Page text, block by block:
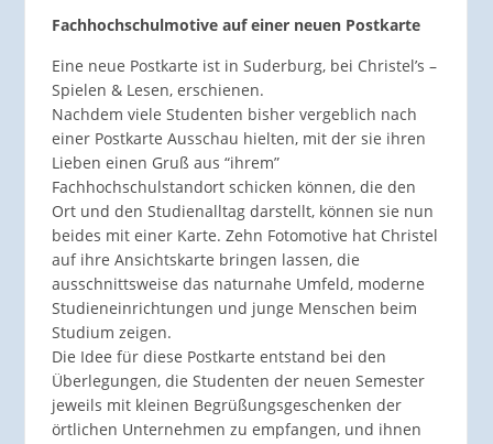
Fachhochschulmotive auf einer neuen Postkarte
Eine neue Postkarte ist in Suderburg, bei Christel’s –
Spielen & Lesen, erschienen.
Nachdem viele Studenten bisher vergeblich nach
einer Postkarte Ausschau hielten, mit der sie ihren
Lieben einen Gruß aus “ihrem”
Fachhochschulstandort schicken können, die den
Ort und den Studienalltag darstellt, können sie nun
beides mit einer Karte. Zehn Fotomotive hat Christel
auf ihre Ansichtskarte bringen lassen, die
ausschnittsweise das naturnahe Umfeld, moderne
Studieneinrichtungen und junge Menschen beim
Studium zeigen.
Die Idee für diese Postkarte entstand bei den
Überlegungen, die Studenten der neuen Semester
jeweils mit kleinen Begrüßungsgeschenken der
örtlichen Unternehmen zu empfangen, und ihnen